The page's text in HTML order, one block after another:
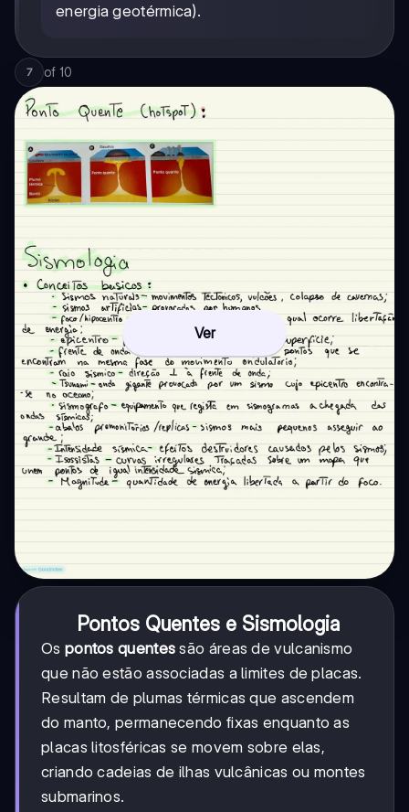
energia geotérmica).
7 of 10
Ver
Pontos Quentes e Sismologia
Os pontos quentes são áreas de vulcanismo
que não estão associadas a limites de placas.
Resultam de plumas térmicas que ascendem
do manto, permanecendo fixas enquanto as
placas litosféricas se movem sobre elas,
criando cadeias de ilhas vulcânicas ou montes
submarinos.